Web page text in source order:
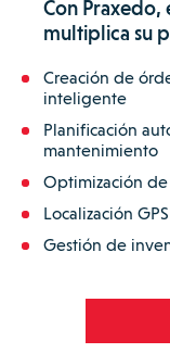
Con
multiplica su
Creación de
inteligente
Planificación
mantenimiento
Optimización
Localización
Gestión de